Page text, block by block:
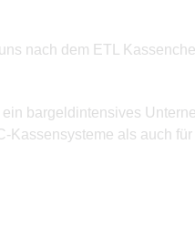
nach dem ETL
bargeldintensives
als auch